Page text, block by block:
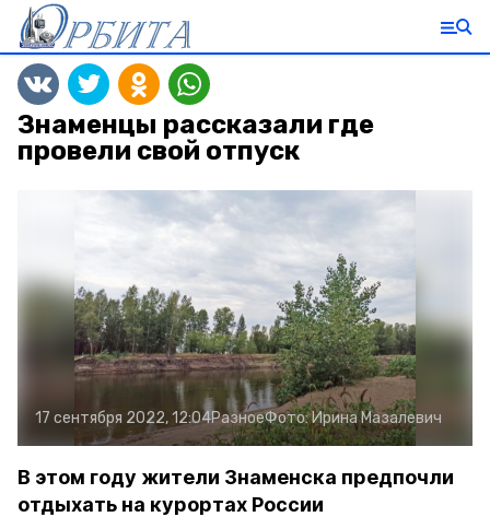
Знаменцы рассказали где
провели свой отпуск
17 сентября 2022, 12:04РазноеФото:Ирина Мазалевич
В этом году жители Знаменска предпочли
отдыхать на курортах России